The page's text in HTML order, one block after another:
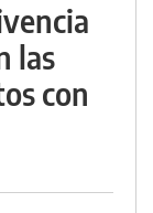
las
con